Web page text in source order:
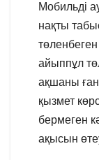
Мобильді
нақты
айыппұл
ақшаны
қызмет
бермеген
ақысын